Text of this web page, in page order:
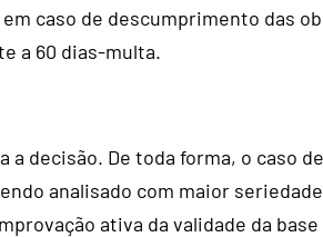
em caso de descumprimento das
a 60 dias-multa.
a decisão. De toda forma, o caso
analisado com maior
ativa da validade da